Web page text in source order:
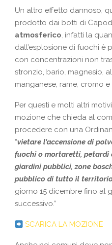
Un altro effetto dannoso,
prodotto dai botti di
atmosferico, infatti la
dall’esplosione di fuochi è
con concentrazioni non
stronzio, bario, magnesio,
manganese, rame, cromo e
Per questi e molti altri
mozione che chieda al
procedere con una
“vietare l’accensione di
fuochi o mortaretti, petardi
giardini pubblici, zone
pubblico di tutto il
giorno 15 dicembre fino al
successivo.”
SCARICA LA MOZIONE